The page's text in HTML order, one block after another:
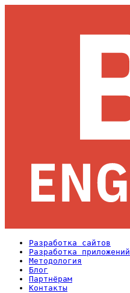
Разработка сайтов
Разработка приложений
Методология
Блог
Партнёрам
Контакты